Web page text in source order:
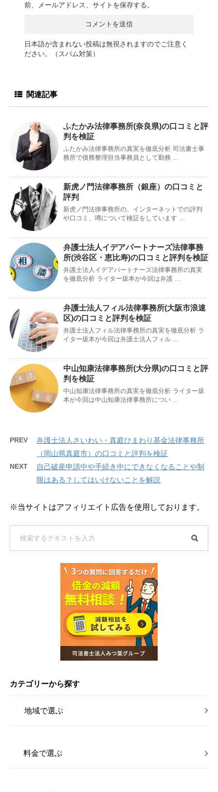
前、メールアドレス、サイトを保存する。
日本語が含まれない投稿は無視されますのでご注意く
ださい。（スパム対策）
関連記事
ふたかみ法律事務所(奈良県)の口コミと評
判を検証
ふたかみ法律事務所の真実を徹底分析 司法書士事
務所で債務整理担当事務員として勤務 ...
新虎ノ門法律事務所（銀座）の口コミと
評判
新虎ノ門法律事務所の、インターネットでの評判
や口コミ、噂について検証をしています ...
弁護士法人イデアパートナーズ法律事務
所(渋谷区・恵比寿)の口コミと評判を検証
弁護士法人イデアパートナーズ法律事務所の真実
を徹底分析 ライター坂本が今回は弁護 ...
弁護士法人フィル法律事務所(大阪市浪速
区)の口コミと評判を検証
弁護士法人フィル法律事務所の真実を徹底分析 ラ
イター坂本が今回は弁護士法人フィル ...
中山知康法律事務所(大分県)の口コミと評
判を検証
中山知康法律事務所の真実を徹底分析 ライター坂
本が今回は中山知康法律事務所につい ...
PREV
弁護士法人さいわい・真庭ひまわり基金法律事務所
（岡山県真庭市）の口コミと評判を検証
NEXT
自己破産申請中や手続き中にできなくなることや制
限はある？してはいけないことを解説
※当サイトはアフィリエイト広告を使用しております。
カテゴリーから探す
地域で選ぶ
料金で選ぶ